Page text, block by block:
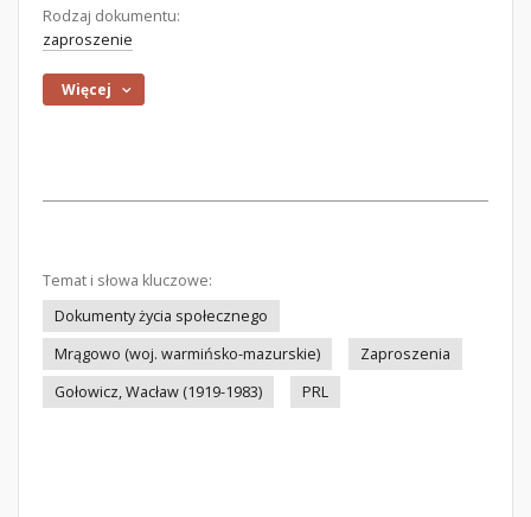
Rodzaj dokumentu:
zaproszenie
Więcej
Temat i słowa kluczowe:
Dokumenty życia społecznego
Mrągowo (woj. warmińsko-mazurskie)
Zaproszenia
Gołowicz, Wacław (1919-1983)
PRL